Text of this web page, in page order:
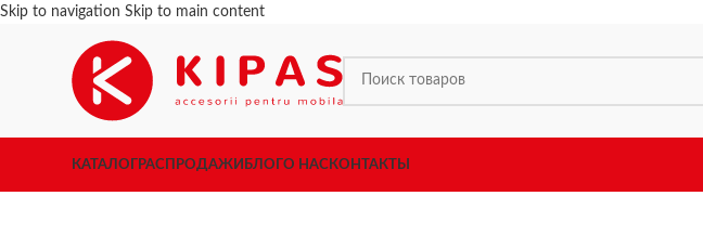
Skip to navigation Skip to main content
КАТАЛОГРАСПРОДАЖИ БЛОГО НАСКОНТАКТЫ